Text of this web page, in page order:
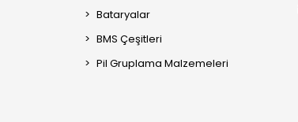
Bataryalar
BMS Çeşitleri
Pil Gruplama Malzemeleri